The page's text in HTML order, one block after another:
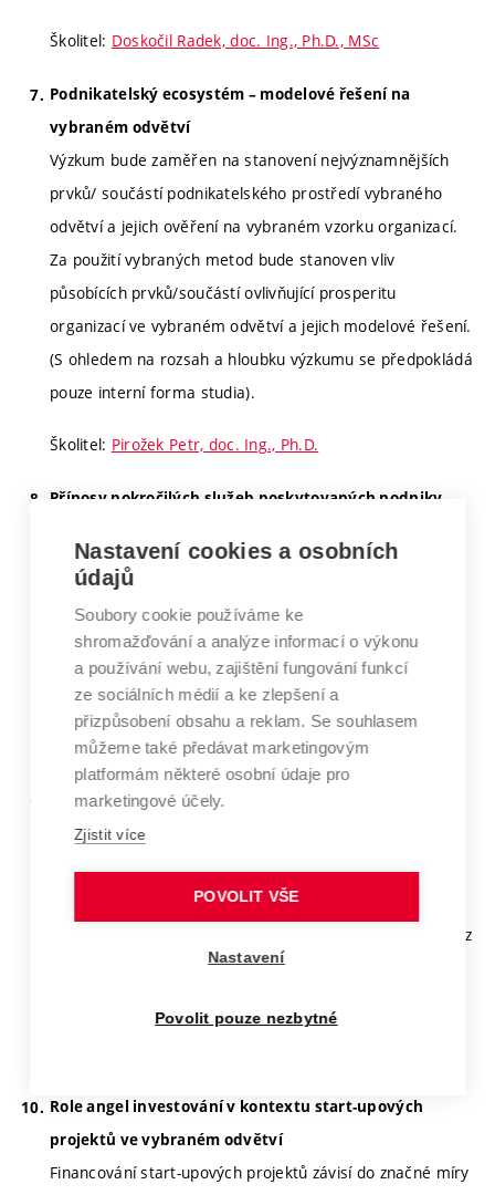
Školitel: Doskočil Radek, doc. Ing., Ph.D., MSc
Podnikatelský ecosystém – modelové řešení na
vybraném odvětví
Výzkum bude zaměřen na stanovení nejvýznamnějších
prvků/ součástí podnikatelského prostředí vybraného
odvětví a jejich ověření na vybraném vzorku organizací.
Za použití vybraných metod bude stanoven vliv
působících prvků/součástí ovlivňující prosperitu
organizací ve vybraném odvětví a jejich modelové řešení.
(S ohledem na rozsah a hloubku výzkumu se předpokládá
pouze interní forma studia).
Školitel: Pirožek Petr, doc. Ing., Ph.D.
Přínosy pokročilých služeb poskytovaných podniky
pokročilé, např. smart služby. Tyto služby přinášejí
mnoho výhod jak výrobním společnostem, tak i jejich
zákazníkům. Cílem tohoto tématu je prozkoumat, které
přínosy pokročilých služeb jsou pro výrobní podniky
významné.
Školitel:Kaňovská Lucie, doc. Ing., Ph.D.
Rodinné podnikání - výzvy současného
podnikatelského prostředí
Disertační práce se zaměřuje na strategie, které volí
rodinné podniky při zvládání krizí, krizového řízení a
konfliktních situací. Uvedené strategie budou zkoumány z
pohledu výkonnosti na vybraném vzorku rodinných
Role angel investování v kontextu start-upových
projektů ve vybraném odvětví
Financování start-upových projektů závisí do značné míry
Nastavení cookies a osobních
údajů
Soubory cookie používáme ke
shromažďování a analýze informací o výkonu
a používání webu, zajištění fungování funkcí
ze sociálních médií a ke zlepšení a
přizpůsobení obsahu a reklam. Se souhlasem
můžeme také předávat marketingovým
platformám některé osobní údaje pro
marketingové účely.
Zjistit více
POVOLIT VŠE
Nastavení
Povolit pouze nezbytné